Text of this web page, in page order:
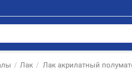
/ Лак / Лак акрилатный